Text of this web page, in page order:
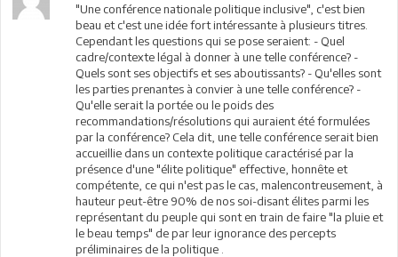
"Une conférence nationale politique inclusive", c'est bien
beau et c'est une idée fort intéressante à plusieurs titres.
Cependant les questions qui se pose seraient: - Quel
cadre/contexte légal à donner à une telle conférence? -
Quels sont ses objectifs et ses aboutissants? - Qu'elles sont
les parties prenantes à convier à une telle conférence? -
Qu'elle serait la portée ou le poids des
recommandations/résolutions qui auraient été formulées
par la conférence? Cela dit, une telle conférence serait bien
accueillie dans un contexte politique caractérisé par la
présence d'une "élite politique" effective, honnête et
compétente, ce qui n'est pas le cas, malencontreusement, à
hauteur peut-être 90% de nos soi-disant élites parmi les
représentant du peuple qui sont en train de faire "la pluie et
le beau temps" de par leur ignorance des percepts
préliminaires de la politique .